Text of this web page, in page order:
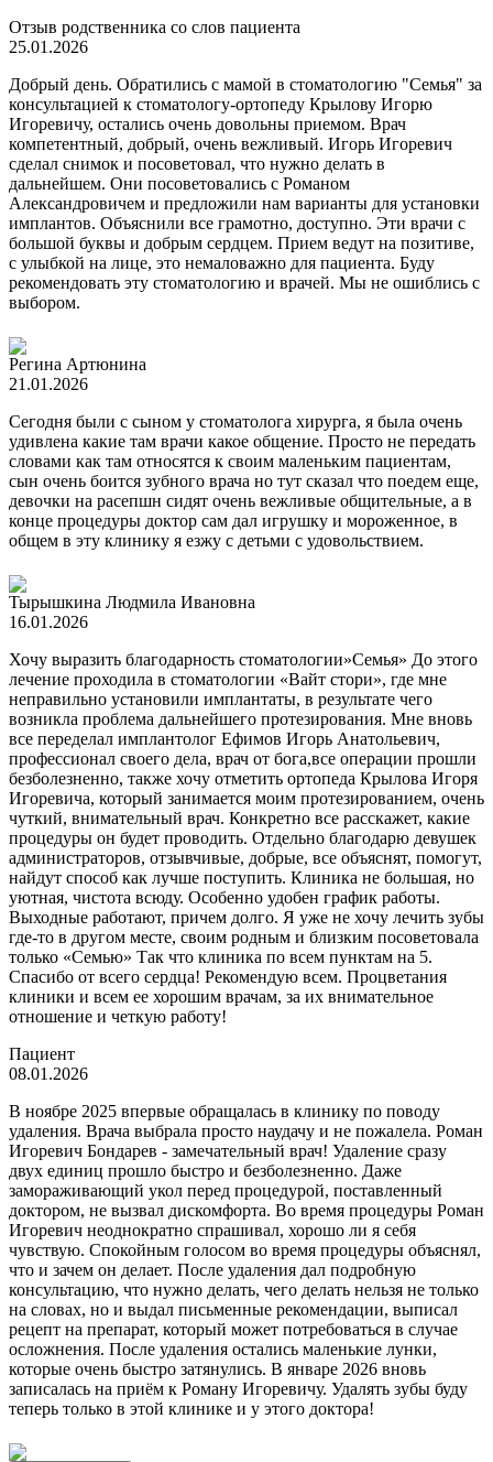
Отзыв родственника со слов пациента
25.01.2026
Добрый день. Обратились с мамой в стоматологию "Семья" за
консультацией к стоматологу-ортопеду Крылову Игорю
Игоревичу, остались очень довольны приемом. Врач
компетентный, добрый, очень вежливый. Игорь Игоревич
сделал снимок и посоветовал, что нужно делать в
дальнейшем. Они посоветовались с Романом
Александровичем и предложили нам варианты для установки
имплантов. Объяснили все грамотно, доступно. Эти врачи с
большой буквы и добрым сердцем. Прием ведут на позитиве,
с улыбкой на лице, это немаловажно для пациента. Буду
рекомендовать эту стоматологию и врачей. Мы не ошиблись с
выбором.
Регина Артюнина
21.01.2026
Сегодня были с сыном у стоматолога хирурга, я была очень
удивлена какие там врачи какое общение. Просто не передать
словами как там относятся к своим маленьким пациентам,
сын очень боится зубного врача но тут сказал что поедем еще,
девочки на расепшн сидят очень вежливые общительные, а в
конце процедуры доктор сам дал игрушку и мороженное, в
общем в эту клинику я езжу с детьми с удовольствием.
Тырышкина Людмила Ивановна
16.01.2026
Хочу выразить благодарность стоматологии»Семья» До этого
лечение проходила в стоматологии «Вайт стори», где мне
неправильно установили имплантаты, в результате чего
возникла проблема дальнейшего протезирования. Мне вновь
все переделал имплантолог Ефимов Игорь Анатольевич,
профессионал своего дела, врач от бога,все операции прошли
безболезненно, также хочу отметить ортопеда Крылова Игоря
Игоревича, который занимается моим протезированием, очень
чуткий, внимательный врач. Конкретно все расскажет, какие
процедуры он будет проводить. Отдельно благодарю девушек
администраторов, отзывчивые, добрые, все объяснят, помогут,
найдут способ как лучше поступить. Клиника не большая, но
уютная, чистота всюду. Особенно удобен график работы.
Выходные работают, причем долго. Я уже не хочу лечить зубы
где-то в другом месте, своим родным и близким посоветовала
только «Семью» Так что клиника по всем пунктам на 5.
Спасибо от всего сердца! Рекомендую всем. Процветания
клиники и всем ее хорошим врачам, за их внимательное
отношение и четкую работу!
Пациент
08.01.2026
В ноябре 2025 впервые обращалась в клинику по поводу
удаления. Врача выбрала просто наудачу и не пожалела. Роман
Игоревич Бондарев - замечательный врач! Удаление сразу
двух единиц прошло быстро и безболезненно. Даже
замораживающий укол перед процедурой, поставленный
доктором, не вызвал дискомфорта. Во время процедуры Роман
Игоревич неоднократно спрашивал, хорошо ли я себя
чувствую. Спокойным голосом во время процедуры объяснял,
что и зачем он делает. После удаления дал подробную
консультацию, что нужно делать, чего делать нельзя не только
на словах, но и выдал письменные рекомендации, выписал
рецепт на препарат, который может потребоваться в случае
осложнения. После удаления остались маленькие лунки,
которые очень быстро затянулись. В январе 2026 вновь
записалась на приём к Роману Игоревичу. Удалять зубы буду
теперь только в этой клинике и у этого доктора!